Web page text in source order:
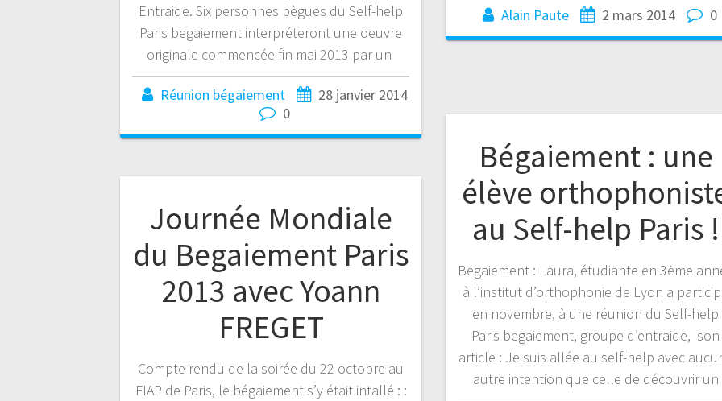
Alain Paute 2 mars 2014 0
Entraide. Six personnes bègues du Self-help
Paris begaiement interpréteront une oeuvre
originale commencée fin mai 2013 par un
Réunion bégaiement
28 janvier 2014
0
Bégaiement : une
élève
au Self-help Paris !
Begaiement : Laura, étudiante en 3ème
à l’institut d’orthophonie de Lyon a
en novembre, à une réunion du Self-help
Paris begaiement, groupe d’entraide, son
article : Je suis allée au self-help avec
autre intention que celle de découvrir un
Journée Mondiale
du Begaiement Paris
2013 avec Yoann
FREGET
Compte rendu de la soirée du 22 octobre au
FIAP de Paris, le bégaiement s’y était intallé : :